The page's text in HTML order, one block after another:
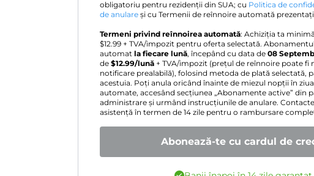
obligatoriu pentru rezidenții din SUA; cu Politica de
de anulare și cu Termenii de reînnoire automată
Termeni privind reînnoirea automată: Achiziția ta
$12.99 + TVA/impozit pentru oferta selectată.
automat la fiecare lună, începând cu data de 08
de $12.99/lună + TVA/impozit (prețul de reînnoire poate fi
notificare prealabilă), folosind metoda de plată selectată,
acestuia. Poți anula oricând înainte de miezul nopții în
automate, accesând secțiunea „Abonamente active” din
administrare și urmând instrucțiunile de anulare.
asistență în termen de 14 zile pentru o rambursare
Abonează-te cu cardul de